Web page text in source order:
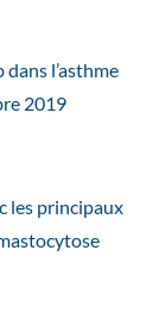
l’asthme
2019
les principaux